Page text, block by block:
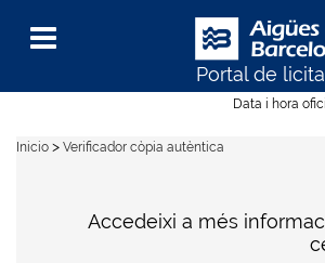
Data i hora
Portal de
Menu
Accedeixi a més
Inicio > Verificador còpia autèntica